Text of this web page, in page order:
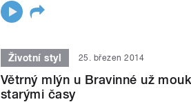
Životní styl 25. březen 2014
Větrný mlýn u Bravinné už
starými časy